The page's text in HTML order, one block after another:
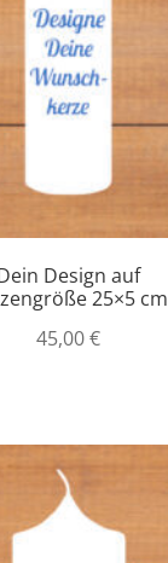
Design auf
25×5 cm
45,00€